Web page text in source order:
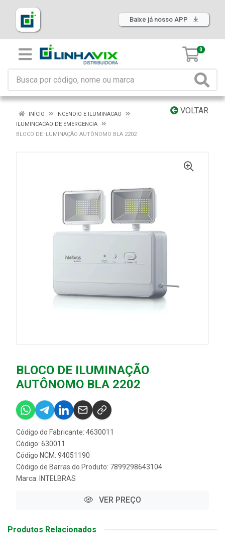
Baixe já nosso APP
0
VOLTAR
INÍCIO
INCENDIO E ILUMINACAO
ILUMINCACAO DE EMERGENCIA
BLOCO DE ILUMINAÇÃO AUTÔNOMO BLA 2202
BLOCO DE ILUMINAÇÃO
AUTÔNOMO BLA 2202
Código do Fabricante: 4630011
Código: 630011
Código NCM: 94051190
Código de Barras do Produto: 7899298643104
Marca: INTELBRAS
VER PREÇO
Produtos Relacionados